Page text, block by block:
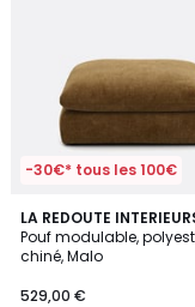
-30€* tous les 100€
LA REDOUTE
Pouf modulable,
chiné, Malo
529,00 €
5
/
5
9
Couleurs